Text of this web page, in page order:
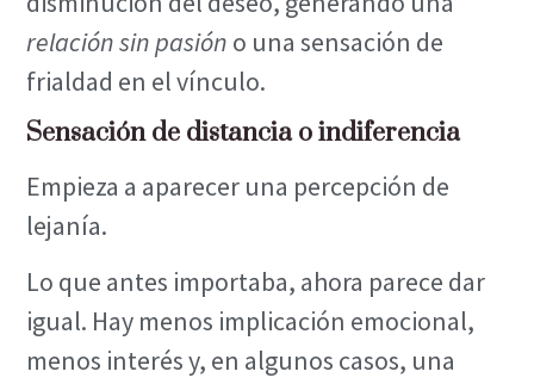
relación sin pasión o una sensación de
frialdad en el vínculo.
Sensación de distancia o indiferencia
Empieza a aparecer una percepción de
lejanía.
Lo que antes importaba, ahora parece dar
igual. Hay menos implicación emocional,
menos interés y, en algunos casos, una